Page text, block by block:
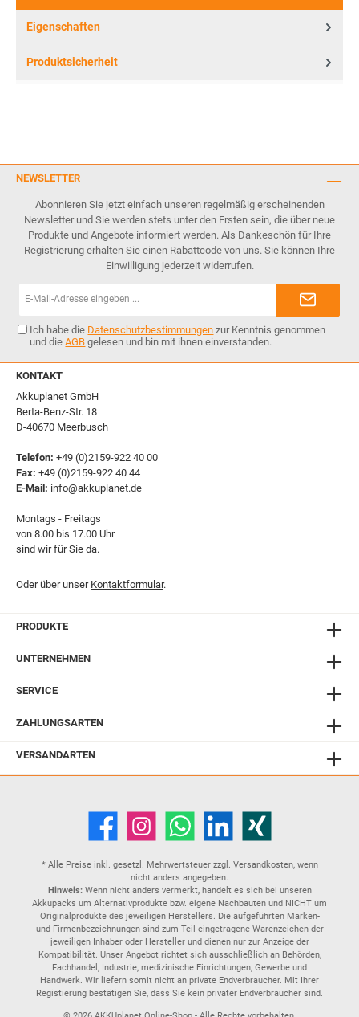
Eigenschaften
Produktsicherheit
NEWSLETTER
Abonnieren Sie jetzt einfach unseren regelmäßig erscheinenden
Newsletter und Sie werden stets unter den Ersten sein, die über neue
Produkte und Angebote informiert werden. Als Dankeschön für Ihre
Registrierung erhalten Sie einen Rabattcode von uns. Sie können Ihre
Einwilligung jederzeit widerrufen.
Ich habe die Datenschutzbestimmungen zur Kenntnis genommen
und dieAGB gelesen und bin mit ihnen einverstanden.
KONTAKT
Akkuplanet GmbH
Berta-Benz-Str. 18
D-40670 Meerbusch
Telefon: +49 (0)2159-922 40 00
Fax: +49 (0)2159-922 40 44
E-Mail: info@akkuplanet.de
Montags - Freitags
von 8.00 bis 17.00 Uhr
sind wir für Sie da.
Oder über unser Kontaktformular.
PRODUKTE
UNTERNEHMEN
SERVICE
ZAHLUNGSARTEN
VERSANDARTEN
* Alle Preise inkl. gesetzl. Mehrwertsteuer zzgl. Versandkosten, wenn
nicht anders angegeben.
Hinweis:Wenn nicht anders vermerkt, handelt es sich bei unseren
Akkupacks um Alternativprodukte bzw. eigene Nachbauten und NICHT um
Originalprodukte des jeweiligen Herstellers. Die aufgeführten Marken-
und Firmenbezeichnungen sind zum Teil eingetragene Warenzeichen der
jeweiligen Inhaber oder Hersteller und dienen nur zur Anzeige der
Kompatibilität. Unser Angebot richtet sich ausschließlich an Behörden,
Fachhandel, Industrie, medizinische Einrichtungen, Gewerbe und
Handwerk. Wir liefern somit nicht an private Endverbraucher. Mit Ihrer
Registierung bestätigen Sie, dass Sie kein privater Endverbraucher sind.